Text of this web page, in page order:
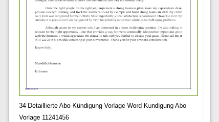
34 Detaillierte Abo Kündigung Vorlage Word Kundigung Abo
Vorlage 11241456